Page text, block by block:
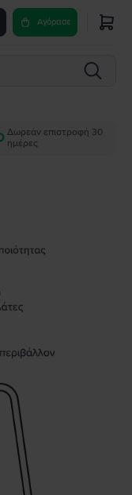
Αγόρασε
Δωρεάν επιστροφή 30
ημέρες